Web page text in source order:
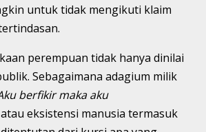
untuk tidak mengikuti klaim
perempuan tidak hanya dinilai
Sebagaimana adagium milik
berfikir maka aku
eksistensi manusia termasuk